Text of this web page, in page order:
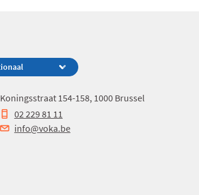
Koningsstraat 154-158, 1000 Brussel
02 229 81 11
info@voka.be